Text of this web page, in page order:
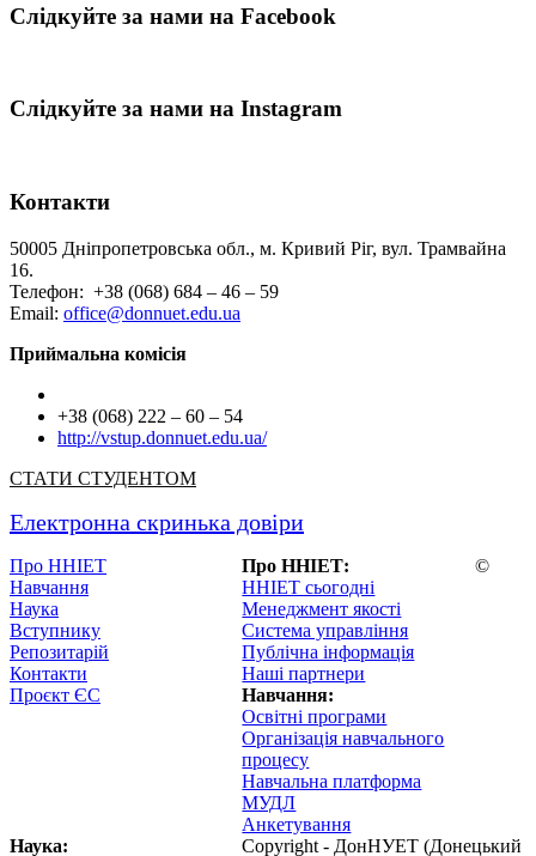
Слідкуйте за нами на Facebook
Слідкуйте за нами на Instagram
Контакти
50005 Дніпропетровська обл., м. Кривий Ріг, вул. Трамвайна
16.
Телефон: +38 (068) 684 – 46 – 59
Email: office@donnuet.edu.ua
Приймальна комісія
+38 (068) 222 – 60 – 54
http://vstup.donnuet.edu.ua/
СТАТИ СТУДЕНТОМ
Електронна скринька довіри
Про ННІЕТ
Навчання
Наука
Вступнику
Репозитарій
Контакти
Проєкт ЄС
Про ННІЕТ:
ННІЕТ сьогодні
Менеджмент якості
Система управління
Публічна інформація
Наші партнери
Навчання:
Освітні програми
Організація навчального
процесу
Навчальна платформа
МУДЛ
Анкетування
Наука:
©
Copyright - ДонНУЕТ (Донецький